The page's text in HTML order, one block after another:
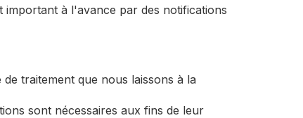
important à l'avance par des notifications
traitement que nous laissons à la
sont nécessaires aux fins de leur